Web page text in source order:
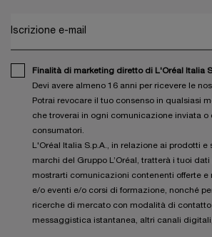
Iscrizione e-mail
Finalità di marketing diretto di L'Oréal Italia
Devi avere almeno 16 anni per ricevere le
Potrai revocare il tuo consenso in qualsiasi
che troverai in ogni comunicazione inviata
consumatori.
L'Oréal Italia S.p.A., in relazione ai prodotti
marchi del Gruppo L’Oréal, tratterà i tuoi
mostrarti comunicazioni contenenti offerte e
e/o eventi e/o corsi di formazione, nonché
ricerche di mercato con modalità di contatto
messaggistica istantanea, altri canali